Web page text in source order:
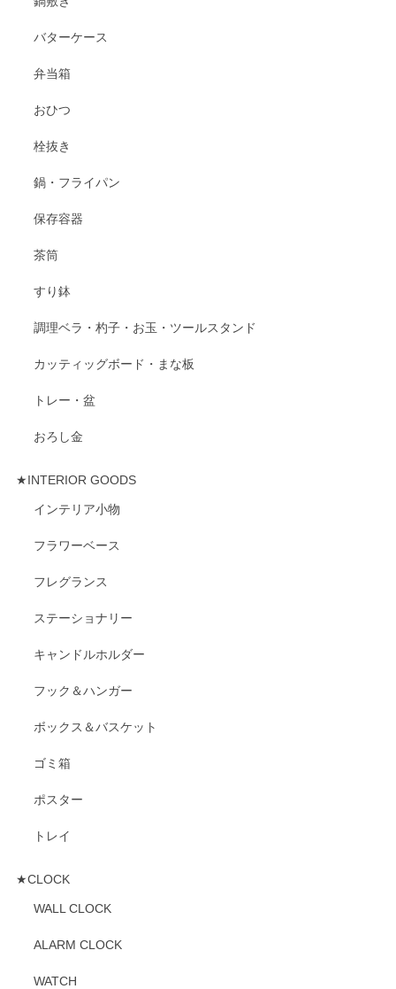
バターケース
弁当箱
おひつ
栓抜き
鍋・フライパン
保存容器
茶筒
すり鉢
調理ベラ・杓子・お玉・ツールスタンド
カッティッグボード・まな板
トレー・盆
おろし金
★INTERIOR GOODS
インテリア小物
フラワーベース
フレグランス
ステーショナリー
キャンドルホルダー
フック＆ハンガー
ボックス＆バスケット
ゴミ箱
ポスター
トレイ
★CLOCK
WALL CLOCK
ALARM CLOCK
WATCH